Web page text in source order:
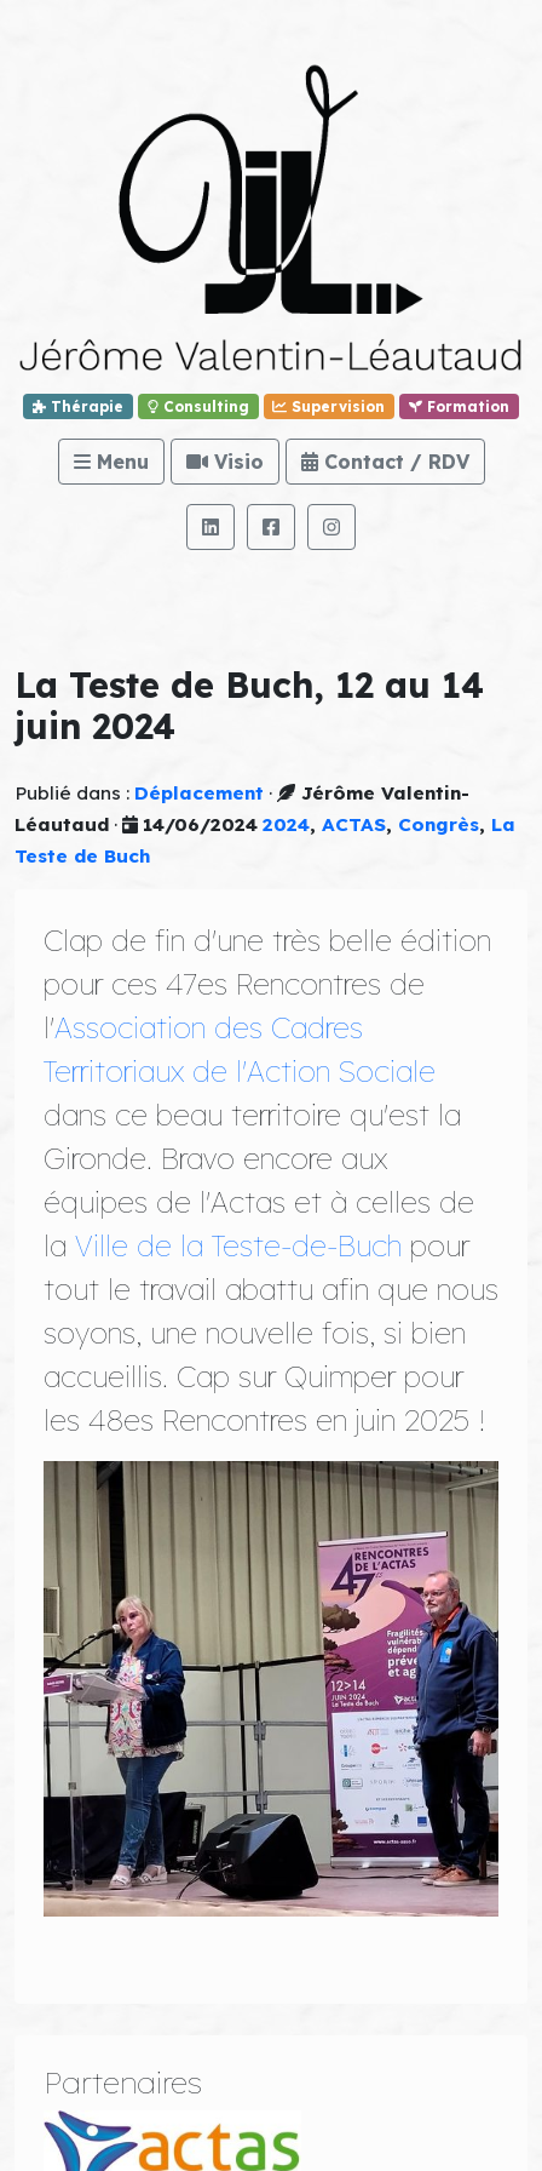
Thérapie Consulting Supervision Formation
Menu Visio Contact / RDV
La Teste de Buch, 12 au 14
juin 2024
Publié dans : Déplacement ·
Jérôme Valentin-
Léautaud · 14/06/2024 2024,ACTAS, Congrès, La
Teste de Buch
Clap de fin d'une très belle édition
pour ces 47es Rencontres de
l'Association des Cadres
Territoriaux de l'Action Sociale
dans ce beau territoire qu'est la
Gironde. Bravo encore aux
équipes de l'Actas et à celles de
la Ville de la Teste-de-Buch pour
tout le travail abattu afin que nous
soyons, une nouvelle fois, si bien
accueillis. Cap sur Quimper pour
les 48es Rencontres en juin 2025 !
Partenaires